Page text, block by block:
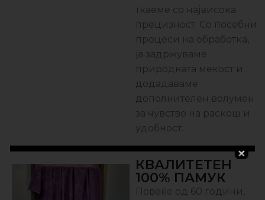
ткаеме со највисока
прецизност. Со посебни
процеси на обработка,
ја задржуваме
природната мекост и
додадаваме
дополнителен волумен
за чувство на раскош и
удобност.
КВАЛИТЕТЕН
100% ПАМУК
Повеќе од 60 години,